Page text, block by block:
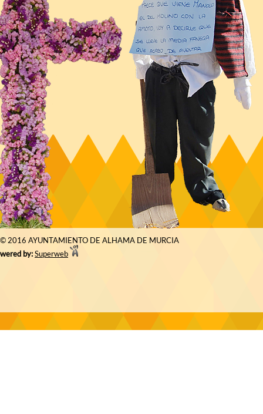
© 2016 AYUNTAMIENTO DE ALHAMA DE MURCIA
by:Superweb